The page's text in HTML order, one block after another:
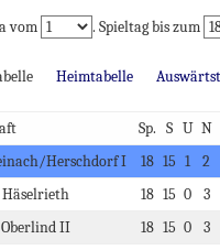
vom . Spieltag bis zum
Heimtabelle
Sp. S U N
Herschdorf I 18 15 1 2
Häselrieth 18 15 0 3
Oberlind II 18 15 0
3